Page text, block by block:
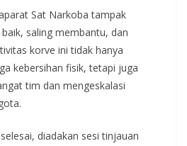
Sat Narkoba tampak
saling membantu, dan
korve ini tidak hanya
kebersihan fisik, tetapi juga
tim dan mengeskalasi
diadakan sesi tinjauan